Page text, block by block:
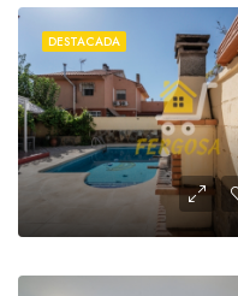
DESTACADA